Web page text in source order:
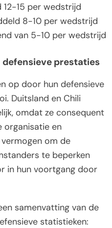
12-15 per wedstrijd
8-10 per wedstrijd
van 5-10 per wedstrijd
defensieve prestaties
op door hun defensieve
Duitsland en Chili
omdat ze consequent
organisatie en
om de
te beperken
in hun voortgang door
samenvatting van de
statistieken: